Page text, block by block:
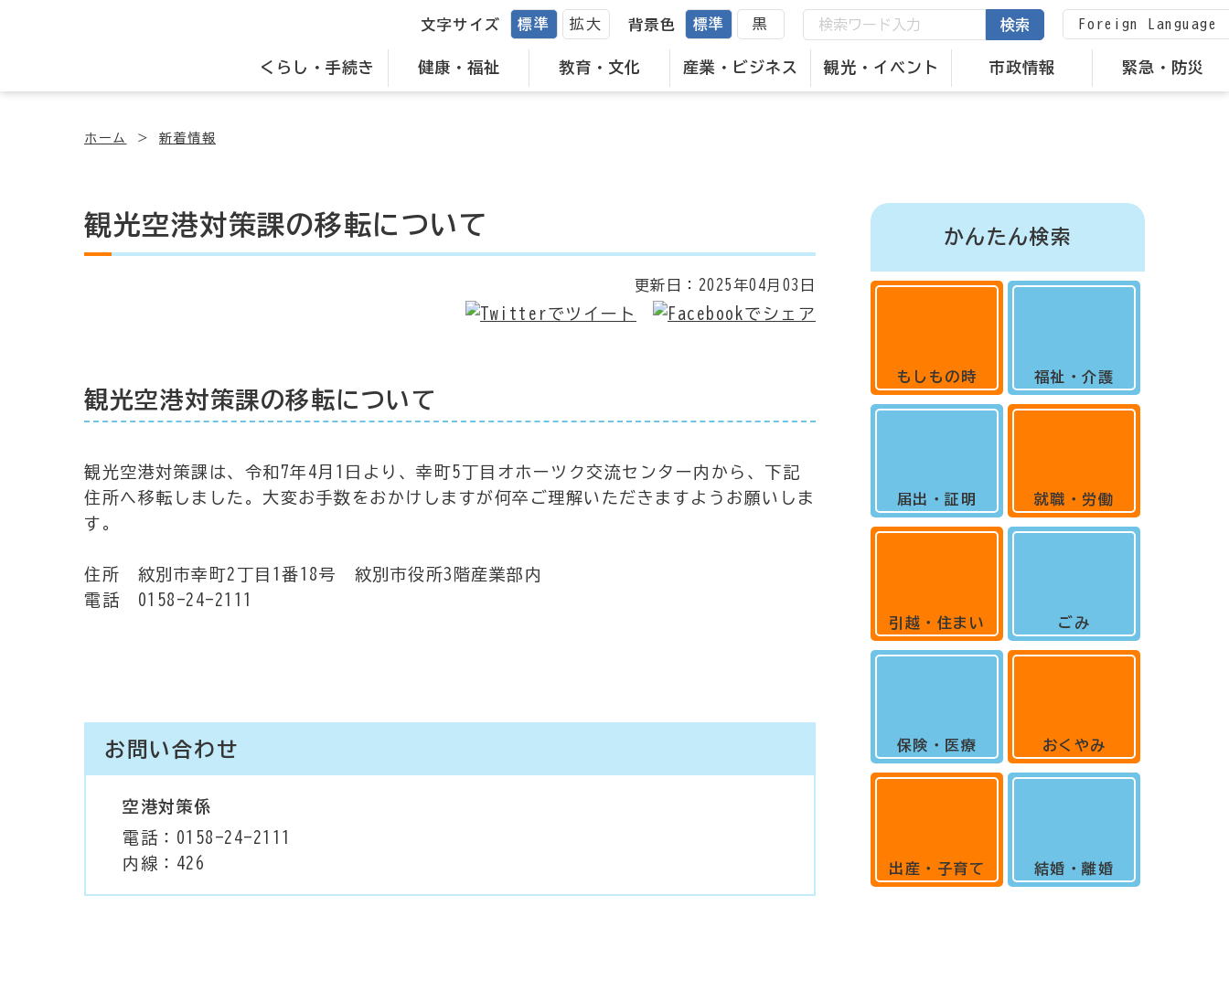
くらし・手続き 健康・福祉 教育・文化 産業・ビジネス 観光・イベント 市政情報 緊急・防災
文字サイズ 標準 拡大 背景色 標準 黒 検索 Foreign Language
ホーム 新着情報
観光空港対策課の移転について
更新日： 2025年04月03日
観光空港対策課の移転について
観光空港対策課は、令和7年4月1日より、幸町5丁目オホーツク交流センター内から、下記
住所へ移転しました。大変お手数をおかけしますが何卒ご理解いただきますようお願いしま
す。
住所 紋別市幸町2丁目1番18号 紋別市役所3階産業部内
電話 0158-24-2111
お問い合わせ
空港対策係
電話：0158-24-2111
内線：426
かんたん検索
もしもの時
届出・証明
引越・住まい
保険・医療
出産・子育て
福祉・介護
就職・労働
ごみ
おくやみ
結婚・離婚